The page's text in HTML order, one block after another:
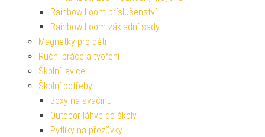
Rainbow Loom příslušenství
Rainbow Loom základní sady
Magnetky pro děti
Ruční práce a tvoření
Školní lavice
Školní potřeby
Boxy na svačinu
Outdoor láhve do školy
Pytlíky na přezůvky